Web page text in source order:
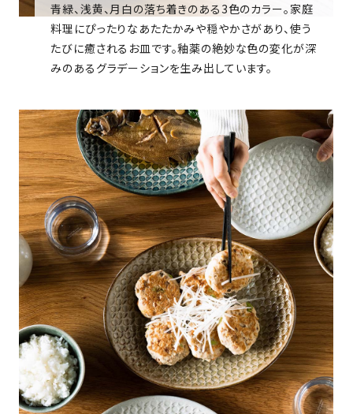
青緑、浅黄、月白の落ち着きのある3色のカラー。家庭
料理にぴったりなあたたかみや穏やかさがあり、使う
たびに癒されるお皿です。釉薬の絶妙な色の変化が深
みのあるグラデーションを生み出しています。